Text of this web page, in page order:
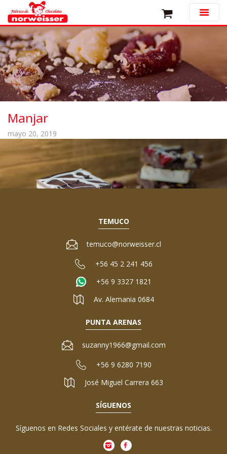
Manjar
mayo 20, 2019
TEMUCO
temuco@norweisser.cl
+56 45 2 241 456
+56 9 3327 1821
Av. Alemania 0684
PUNTA ARENAS
suzanny1966@gmail.com
+56 9 6280 7190
José Miguel Carrera 663
SÍGUENOS
Síguenos en Redes Sociales y entérate de nuestras noticias.